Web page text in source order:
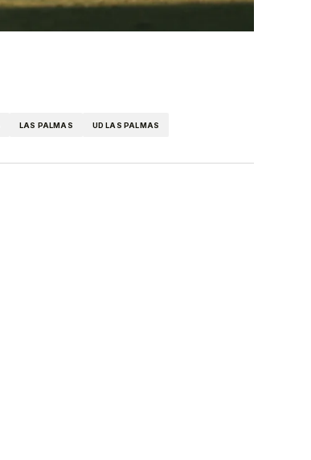
LAS PALMAS UD LAS PALMAS